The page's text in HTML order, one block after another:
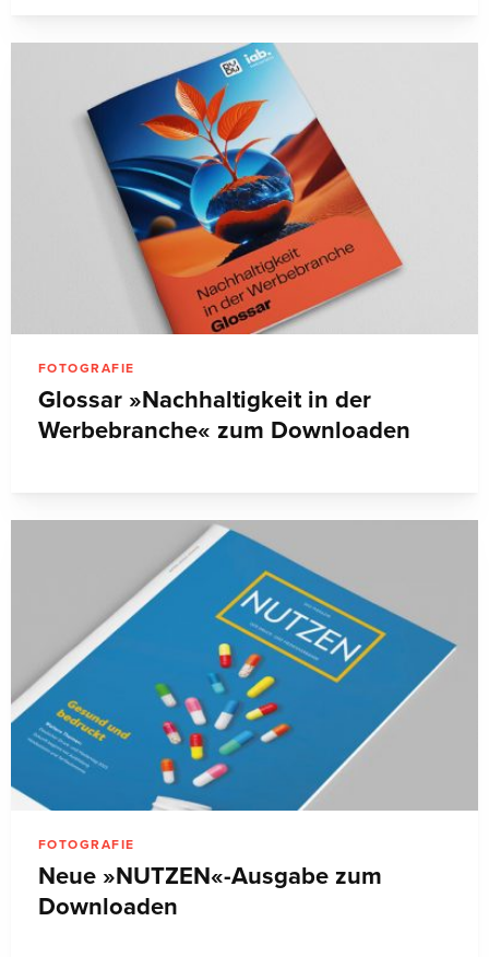
FOTOGRAFIE
Glossar »Nachhaltigkeit in der
Werbebranche« zum Downloaden
FOTOGRAFIE
Neue »NUTZEN«-Ausgabe zum
Downloaden